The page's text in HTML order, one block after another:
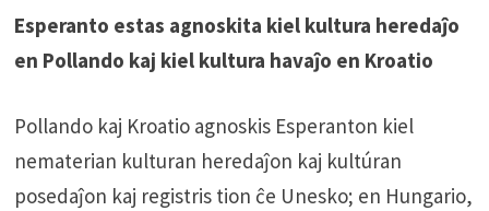
Esperanto estas agnoskita kiel kultura heredaĵo
en Pollando kaj kiel kultura havaĵo en Kroatio
Pollando kaj Kroatio agnoskis Esperanton kiel
nematerian kulturan heredaĵon kaj kultúran
posedaĵon kaj registris tion ĉe Unesko; en Hungario,